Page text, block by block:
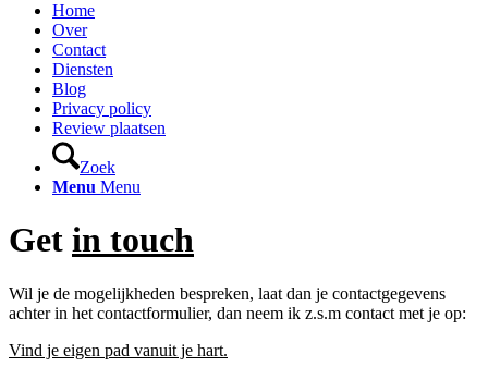
Home
Over
Contact
Diensten
Blog
Privacy policy
Review plaatsen
Zoek
Menu Menu
Get in touch
Wil je de mogelijkheden bespreken, laat dan je contactgegevens
achter in het contactformulier, dan neem ik z.s.m contact met je op:
Vind je eigen pad vanuit je hart.